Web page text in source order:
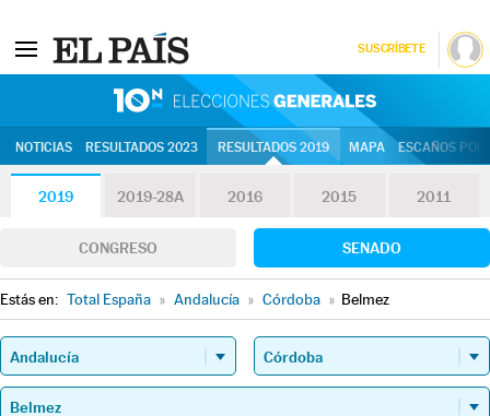
SUSCRÍBETE
NOTICIAS RESULTADOS 2023 RESULTADOS 2019 MAPA ESCAÑOS
2019 2019-28A 2016 2015 2011
CONGRESO SENADO
Estás en: Total España » Andalucía » Córdoba » Belmez